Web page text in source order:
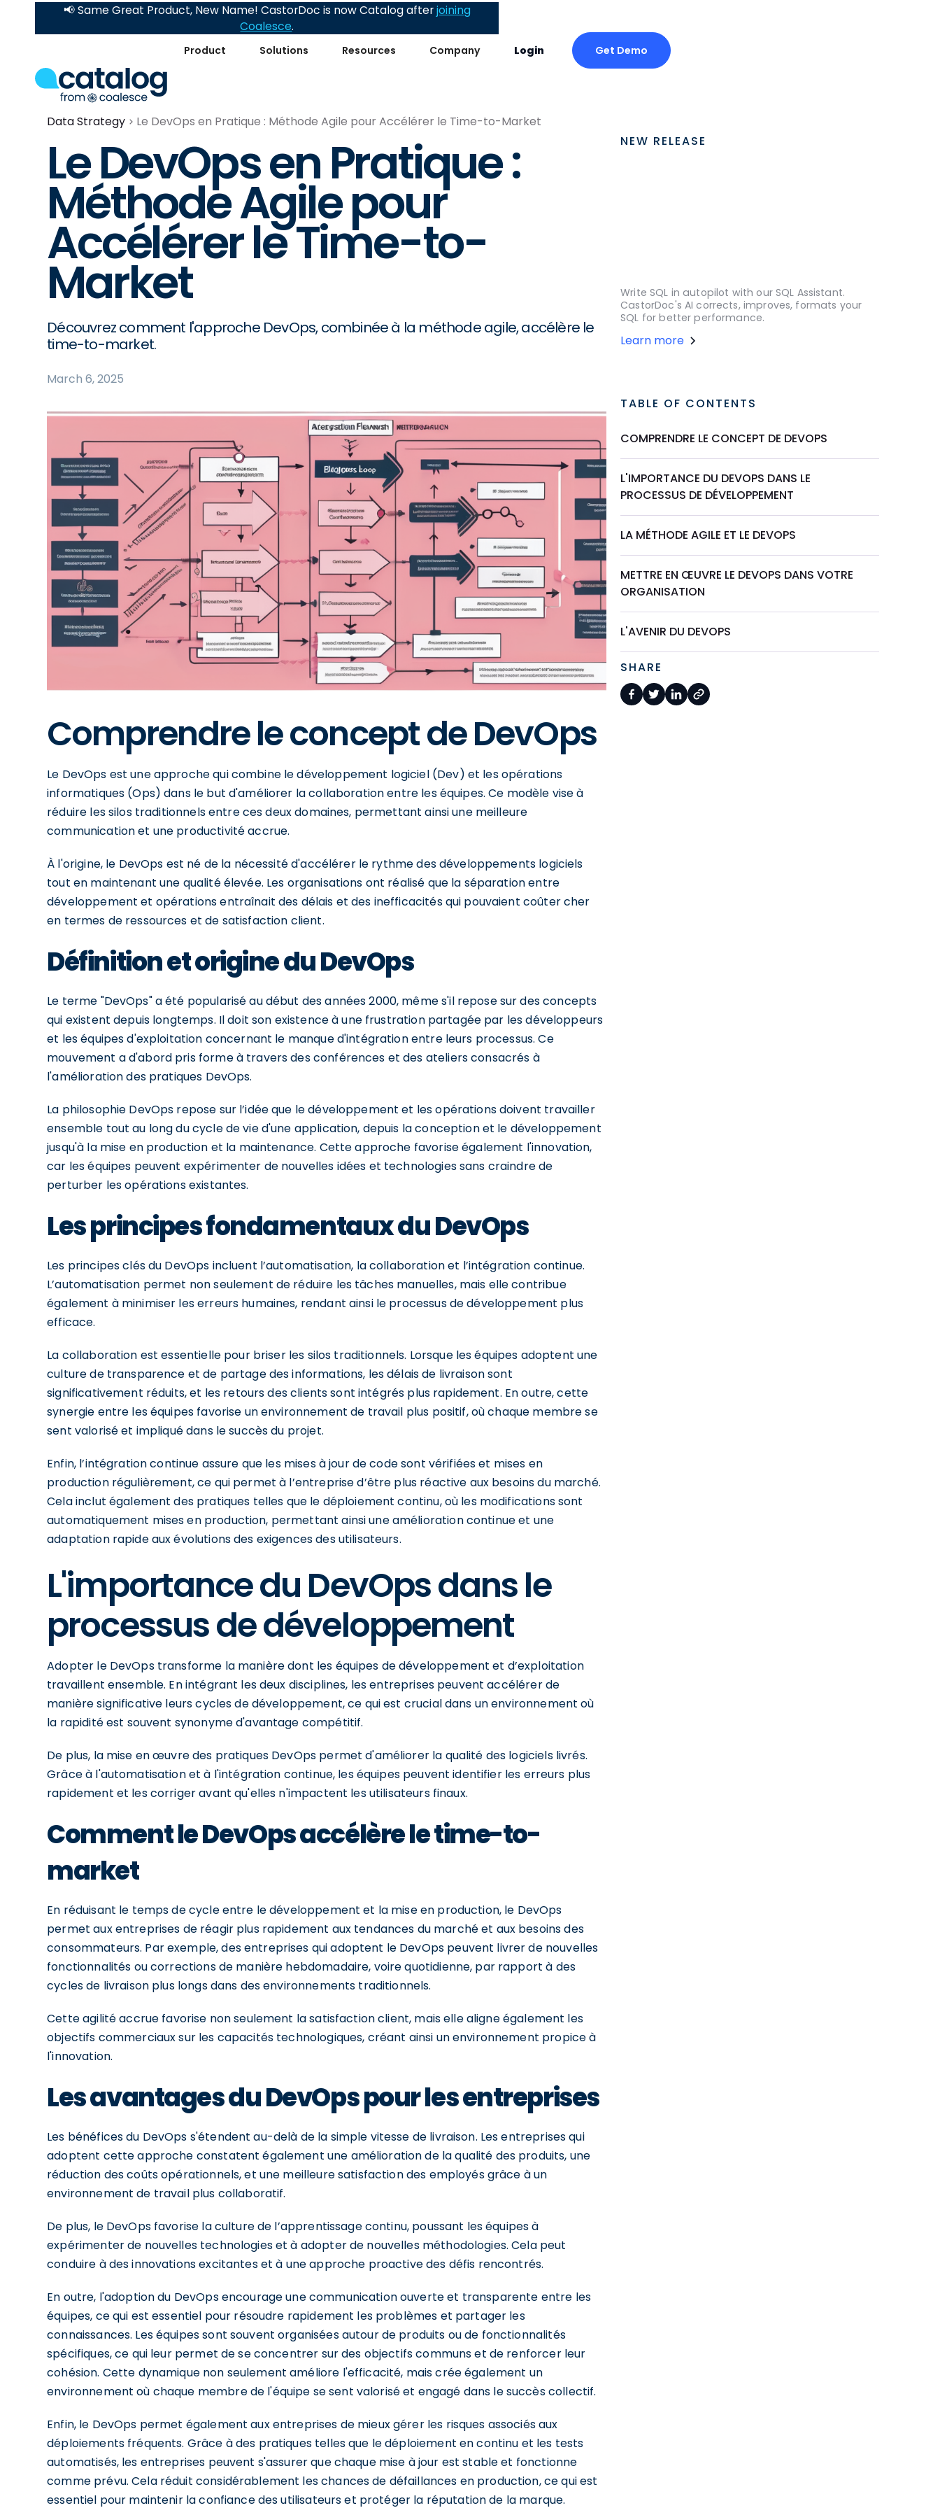
Product Solutions Resources Company Login Get Demo
📢 Same Great Product, New Name! CastorDoc is now Catalog afterjoining
Coalesce.
Data Strategy Le DevOps en Pratique : Méthode Agile pour Accélérer le Time-to-Market
Le DevOps en Pratique :
Méthode Agile pour
Accélérer le Time-to-
Market
Découvrez comment l'approche DevOps, combinée à la méthode agile, accélère le
time-to-market.
March 6, 2025
Comprendre le concept de DevOps
Le DevOps est une approche qui combine le développement logiciel (Dev) et les opérations
informatiques (Ops) dans le but d'améliorer la collaboration entre les équipes. Ce modèle vise à
réduire les silos traditionnels entre ces deux domaines, permettant ainsi une meilleure
communication et une productivité accrue.
À l'origine, le DevOps est né de la nécessité d'accélérer le rythme des développements logiciels
tout en maintenant une qualité élevée. Les organisations ont réalisé que la séparation entre
développement et opérations entraînait des délais et des inefficacités qui pouvaient coûter cher
en termes de ressources et de satisfaction client.
Définition et origine du DevOps
Le terme "DevOps" a été popularisé au début des années 2000, même s'il repose sur des concepts
qui existent depuis longtemps. Il doit son existence à une frustration partagée par les développeurs
et les équipes d'exploitation concernant le manque d'intégration entre leurs processus. Ce
mouvement a d'abord pris forme à travers des conférences et des ateliers consacrés à
l'amélioration des pratiques DevOps.
La philosophie DevOps repose sur l’idée que le développement et les opérations doivent travailler
ensemble tout au long du cycle de vie d'une application, depuis la conception et le développement
jusqu'à la mise en production et la maintenance. Cette approche favorise également l'innovation,
car les équipes peuvent expérimenter de nouvelles idées et technologies sans craindre de
perturber les opérations existantes.
Les principes fondamentaux du DevOps
Les principes clés du DevOps incluent l’automatisation, la collaboration et l’intégration continue.
L’automatisation permet non seulement de réduire les tâches manuelles, mais elle contribue
également à minimiser les erreurs humaines, rendant ainsi le processus de développement plus
efficace.
La collaboration est essentielle pour briser les silos traditionnels. Lorsque les équipes adoptent une
culture de transparence et de partage des informations, les délais de livraison sont
significativement réduits, et les retours des clients sont intégrés plus rapidement. En outre, cette
synergie entre les équipes favorise un environnement de travail plus positif, où chaque membre se
sent valorisé et impliqué dans le succès du projet.
Enfin, l’intégration continue assure que les mises à jour de code sont vérifiées et mises en
production régulièrement, ce qui permet à l’entreprise d’être plus réactive aux besoins du marché.
Cela inclut également des pratiques telles que le déploiement continu, où les modifications sont
automatiquement mises en production, permettant ainsi une amélioration continue et une
adaptation rapide aux évolutions des exigences des utilisateurs.
L'importance du DevOps dans le
processus de développement
Adopter le DevOps transforme la manière dont les équipes de développement et d’exploitation
travaillent ensemble. En intégrant les deux disciplines, les entreprises peuvent accélérer de
manière significative leurs cycles de développement, ce qui est crucial dans un environnement où
la rapidité est souvent synonyme d'avantage compétitif.
De plus, la mise en œuvre des pratiques DevOps permet d'améliorer la qualité des logiciels livrés.
Grâce à l'automatisation et à l'intégration continue, les équipes peuvent identifier les erreurs plus
rapidement et les corriger avant qu'elles n'impactent les utilisateurs finaux.
Comment le DevOps accélère le time-to-
market
En réduisant le temps de cycle entre le développement et la mise en production, le DevOps
permet aux entreprises de réagir plus rapidement aux tendances du marché et aux besoins des
consommateurs. Par exemple, des entreprises qui adoptent le DevOps peuvent livrer de nouvelles
fonctionnalités ou corrections de manière hebdomadaire, voire quotidienne, par rapport à des
cycles de livraison plus longs dans des environnements traditionnels.
Cette agilité accrue favorise non seulement la satisfaction client, mais elle aligne également les
objectifs commerciaux sur les capacités technologiques, créant ainsi un environnement propice à
l'innovation.
Les avantages du DevOps pour les entreprises
Les bénéfices du DevOps s'étendent au-delà de la simple vitesse de livraison. Les entreprises qui
adoptent cette approche constatent également une amélioration de la qualité des produits, une
réduction des coûts opérationnels, et une meilleure satisfaction des employés grâce à un
environnement de travail plus collaboratif.
De plus, le DevOps favorise la culture de l’apprentissage continu, poussant les équipes à
expérimenter de nouvelles technologies et à adopter de nouvelles méthodologies. Cela peut
conduire à des innovations excitantes et à une approche proactive des défis rencontrés.
En outre, l'adoption du DevOps encourage une communication ouverte et transparente entre les
équipes, ce qui est essentiel pour résoudre rapidement les problèmes et partager les
connaissances. Les équipes sont souvent organisées autour de produits ou de fonctionnalités
spécifiques, ce qui leur permet de se concentrer sur des objectifs communs et de renforcer leur
cohésion. Cette dynamique non seulement améliore l'efficacité, mais crée également un
environnement où chaque membre de l'équipe se sent valorisé et engagé dans le succès collectif.
Enfin, le DevOps permet également aux entreprises de mieux gérer les risques associés aux
déploiements fréquents. Grâce à des pratiques telles que le déploiement en continu et les tests
automatisés, les entreprises peuvent s'assurer que chaque mise à jour est stable et fonctionne
comme prévu. Cela réduit considérablement les chances de défaillances en production, ce qui est
essentiel pour maintenir la confiance des utilisateurs et protéger la réputation de la marque.
NEW RELEASE
Write SQL in autopilot with our SQL Assistant.
CastorDoc's AI corrects, improves, formats your
SQL for better performance.
Learn more
TABLE OF CONTENTS
COMPRENDRE LE CONCEPT DE DEVOPS
L'IMPORTANCE DU DEVOPS DANS LE
PROCESSUS DE DÉVELOPPEMENT
LA MÉTHODE AGILE ET LE DEVOPS
METTRE EN ŒUVRE LE DEVOPS DANS VOTRE
ORGANISATION
L'AVENIR DU DEVOPS
SHARE